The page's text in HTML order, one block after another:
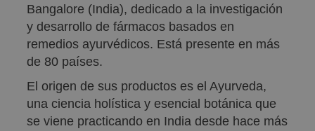
Bangalore (India), dedicado a la investigación
y desarrollo de fármacos basados en
remedios ayurvédicos. Está presente en más
de 80 países.
El origen de sus productos es el Ayurveda,
una ciencia holística y esencial botánica que
se viene practicando en India desde hace más